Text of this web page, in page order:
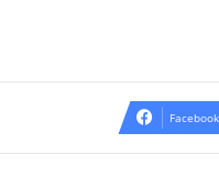
Facebook